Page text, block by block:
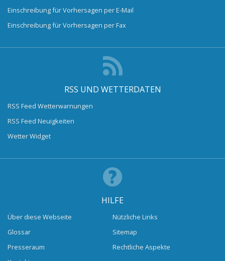
Einschreibung für Vorhersagen per E-Mail
Einschreibung für Vorhersagen per Fax
RSS UND WETTERDATEN
RSS Feed Wetterwarnungen
RSS Feed Neuigkeiten
Wetter Widget
HILFE
Über diese Webseite
Glossar
Presseraum
Nützliche Links
Sitemap
Rechtliche Aspekte